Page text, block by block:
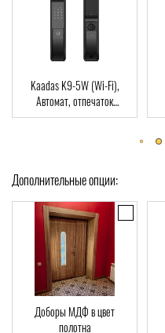
Kaadas K9-5W (Wi-Fi),
Автомат, отпечаток
пальца, Wi-Fi, RFID-Card
Дополнительные опции:
Доборы МДФ в цвет
полотна